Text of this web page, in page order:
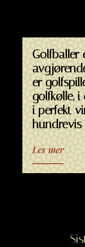
Golfballer
er
golfkølle, i
i perfekt
hundrevis
Les mer